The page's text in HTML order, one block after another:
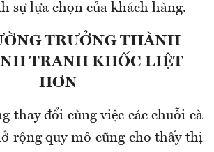
sự lựa chọn của khách hàng.
TRƯỞNG THÀNH
TRANH KHỐC LIỆT
HƠN
thay đổi cùng việc các chuỗi cà
rộng quy mô cũng cho thấy thị